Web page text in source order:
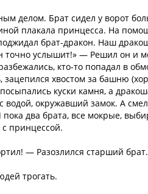
делом. Брат сидел у ворот
плакала принцесса. На
брат-дракон. Наш
точно услышит!» — Решил он и
кто-то попадал в
хвостом за башню
куски камня, а
водой, окружавший замок. А
два брата, все мокрые,
с принцессой.
— Разозлился старший
трогать.